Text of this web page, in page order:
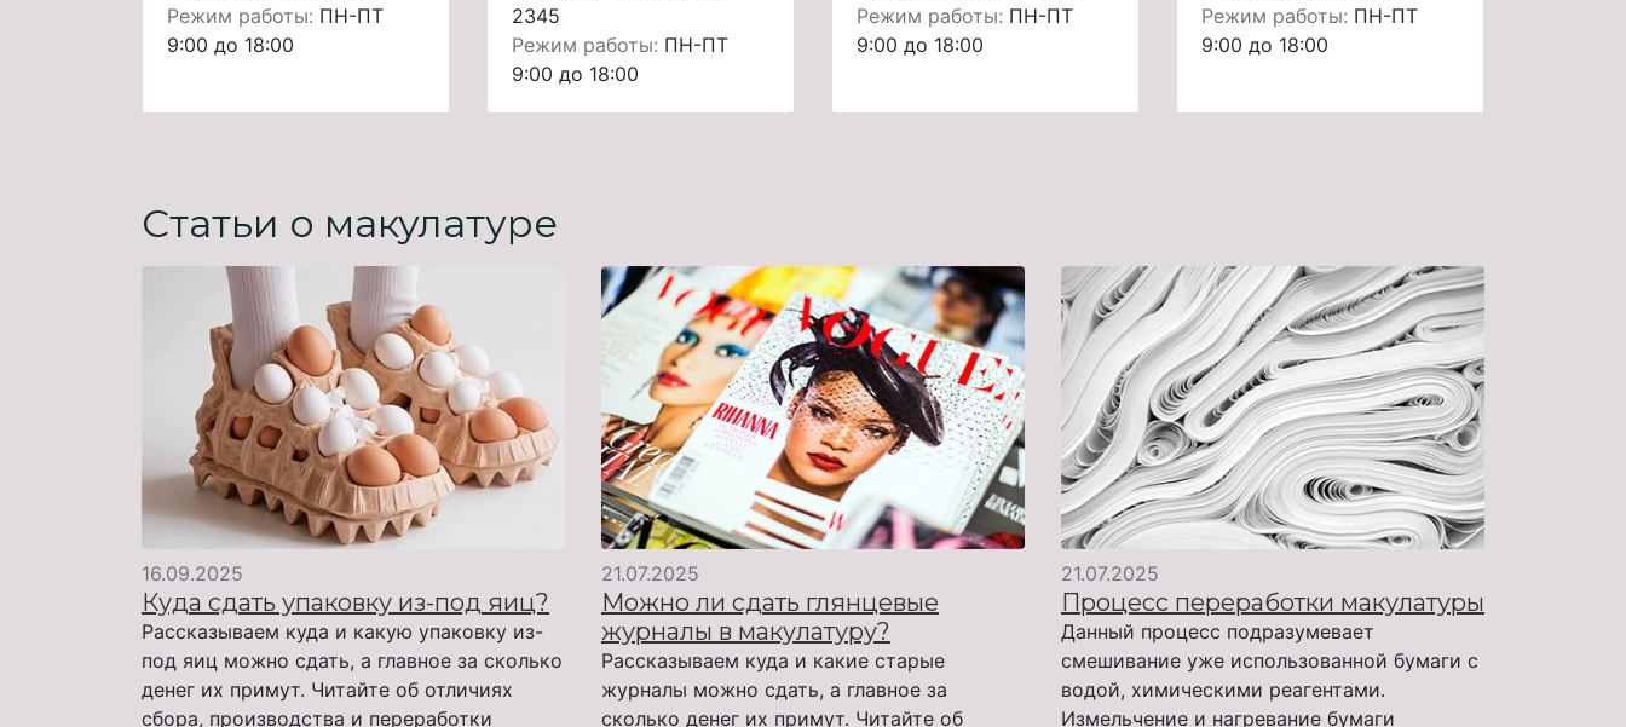
Режим работы: ПН-ПТ
9:00 до 18:00
2345
Режим работы: ПН-ПТ
9:00 до 18:00
Режим работы: ПН-ПТ
9:00 до 18:00
Режим работы: ПН-ПТ
9:00 до 18:00
Статьи о макулатуре
16.09.2025
Куда сдать упаковку из-под яиц?
Рассказываем куда и какую упаковку из-
под яиц можно сдать, а главное за сколько
денег их примут. Читайте об отличиях
сбора, производства и переработки
21.07.2025
Можно ли сдать глянцевые
журналы в макулатуру?
Рассказываем куда и какие старые
журналы можно сдать, а главное за
сколько денег их примут. Читайте об
21.07.2025
Процесс переработки макулатуры
Данный процесс подразумевает
смешивание уже использованной бумаги с
водой, химическими реагентами.
Измельчение и нагревание бумаги